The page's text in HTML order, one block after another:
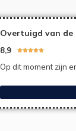
Overtuigd van de
8,9 
Op dit moment zijn